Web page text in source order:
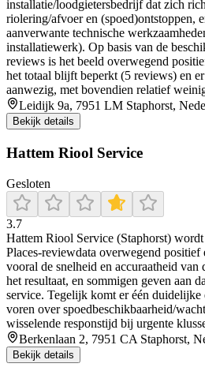
installatie/loodgietersbedrijf dat zich
riolering/afvoer en (spoed)ontstoppen,
aanverwante technische
installatiewerk). Op basis van de
reviews is het beeld overwegend
het totaal blijft beperkt (5 reviews) en
aanwezig, met bovendien relatief
Leidijk 9a, 7951 LM Staphorst,
Bekijk details
Hattem Riool Service
Gesloten
3.7
Hattem Riool Service (Staphorst)
Places-reviewdata overwegend positief
vooral de snelheid en accuraatheid van
het resultaat, en sommigen geven aan
service. Tegelijk komt er één duidelijke
voren over spoedbeschikbaarheid/
wisselende responstijd bij urgente
Berkenlaan 2, 7951 CA Staphorst,
Bekijk details